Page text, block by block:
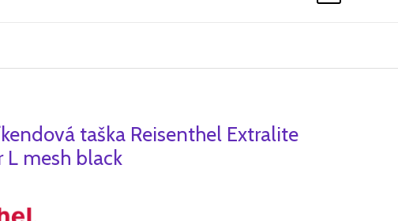
taška Reisenthel Extralite
L mesh black